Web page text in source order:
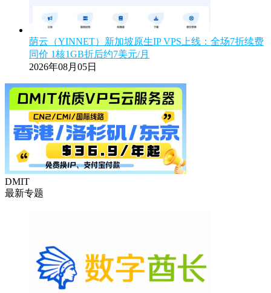
荫云（YINNET）新加坡原生IP VPS上线：全场7折续费
同价 1核1GB折后约7美元/月
2026年08月05日
DMIT
最新专题